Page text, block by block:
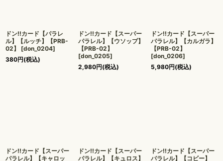
ドン!!カード【パラレ
ル】【ルッチ】【PRB-
02】
[don_0204]
380円(税込)
ドン!!カード【スーパー
パラレル】【ウソップ】
【PRB-02】
[don_0205]
2,980円(税込)
ドン!!カード【スーパー
パラレル】【カルガラ】
【PRB-02】
[don_0206]
5,980円(税込)
ドン!!カード【スーパー
パラレル】【キャロッ
ドン!!カード【スーパー
パラレル】【キュロス】
ドン!!カード【スーパー
パラレル】【コビー】